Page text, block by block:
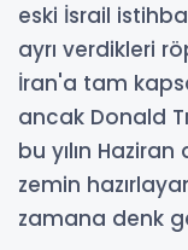
eski İsrail
ayrı verdikleri
İran'a tam
ancak Donald
bu yılın
zemin
zamana denk